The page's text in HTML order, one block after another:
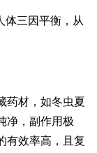
体三因平衡，从
药材，如冬虫夏
净，副作用极
有效率高，且复